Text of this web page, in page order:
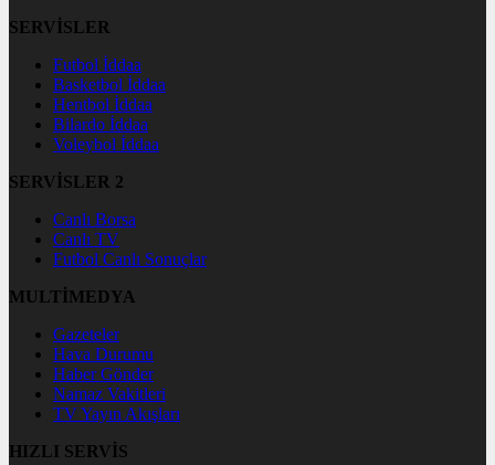
SERVİSLER
Futbol İddaa
Basketbol İddaa
Hentbol İddaa
Bilardo İddaa
Voleybol İddaa
SERVİSLER 2
Canlı Borsa
Canlı TV
Futbol Canlı Sonuçlar
MULTİMEDYA
Gazeteler
Hava Durumu
Haber Gönder
Namaz Vakitleri
TV Yayın Akışları
HIZLI SERVİS